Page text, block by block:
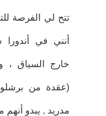
تتح لي الفرصة
أنني في أندورا
خارج السياق ،
(عقدة من
مدريد , يبدو